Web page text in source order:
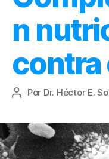
y
Nutrición
n
contra
Autor
entrada
Por Dr. Héctor E.